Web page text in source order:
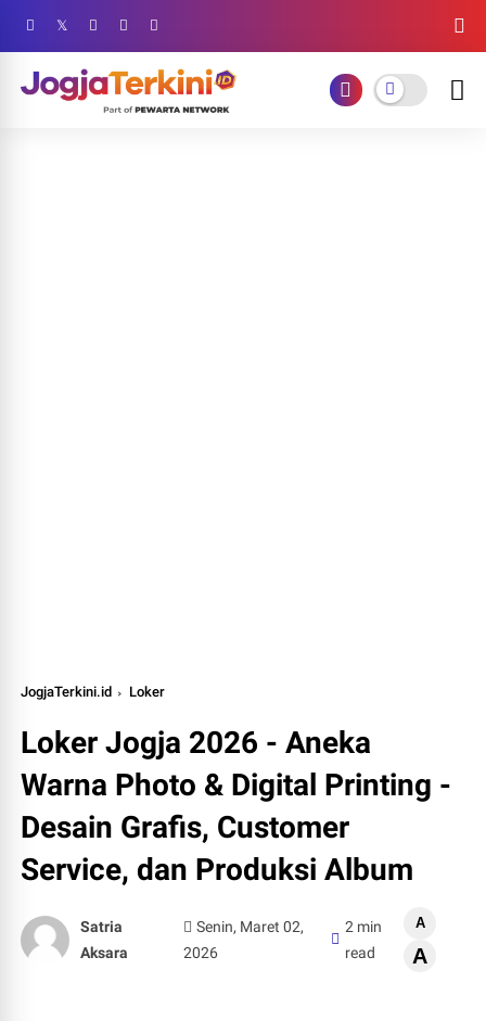
JogjaTerkini.id Loker
Loker Jogja 2026 - Aneka
Warna Photo & Digital Printing -
Desain Grafis, Customer
Service, dan Produksi Album
Satria
Aksara
Senin, Maret 02,
2026
2 min
read
A
A